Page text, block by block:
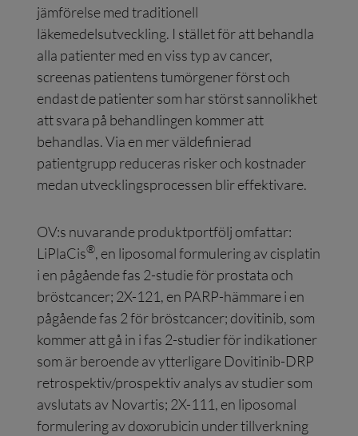
jämförelse med traditionell
läkemedelsutveckling. I stället för att behandla
alla patienter med en viss typ av cancer,
screenas patientens tumörgener först och
endast de patienter som har störst sannolikhet
att svara på behandlingen kommer att
behandlas. Via en mer väldefinierad
patientgrupp reduceras risker och kostnader
medan utvecklingsprocessen blir effektivare.
OV:s nuvarande produktportfölj omfattar:
LiPlaCis®, en liposomal formulering av cisplatin
i en pågående fas 2-studie för prostata och
bröstcancer; 2X-121, en PARP-hämmare i en
pågående fas 2 för bröstcancer; dovitinib, som
kommer att gå in i fas 2-studier för indikationer
som är beroende av ytterligare Dovitinib-DRP
retrospektiv/prospektiv analys av studier som
avslutats av Novartis; 2X-111, en liposomal
formulering av doxorubicin under tillverkning